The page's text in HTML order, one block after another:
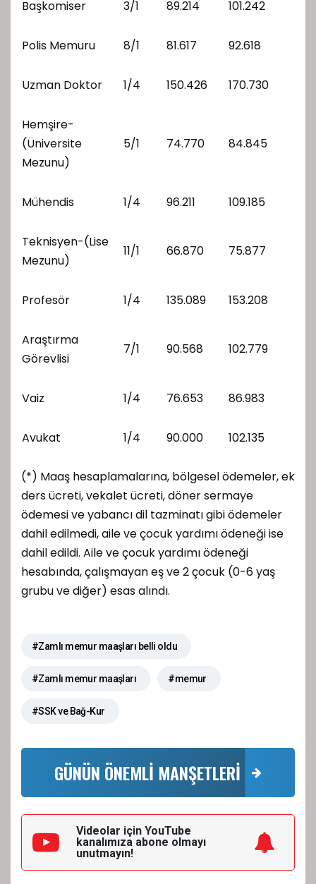
Başkomiser 3/1 89.214 101.242
Polis Memuru 8/1 81.617 92.618
Uzman Doktor 1/4 150.426 170.730
Hemşire-
(Üniversite
Mezunu)
5/1 74.770 84.845
Mühendis 1/4 96.211 109.185
Teknisyen-(Lise
Mezunu)
11/1 66.870 75.877
Profesör 1/4 135.089 153.208
Araştırma
Görevlisi
7/1 90.568 102.779
Vaiz 1/4 76.653 86.983
Avukat 1/4 90.000 102.135
(*) Maaş hesaplamalarına, bölgesel ödemeler, ek
ders ücreti, vekalet ücreti, döner sermaye
ödemesi ve yabancı dil tazminatı gibi ödemeler
dahil edilmedi, aile ve çocuk yardımı ödeneği ise
dahil edildi. Aile ve çocuk yardımı ödeneği
hesabında, çalışmayan eş ve 2 çocuk (0-6 yaş
grubu ve diğer) esas alındı.
#Zamlı memur maaşları belli oldu
#Zamlı memur maaşları #memur
#SSK ve Bağ-Kur
GÜNÜN ÖNEMLİ MANŞETLERİ
Videolar için YouTube
kanalımıza abone olmayı
unutmayın!